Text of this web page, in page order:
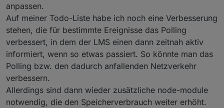
ich hier keine Möglichkeit der Einflussnahme.
Siehst Du, OliverIO, noch interne Stellschrauben
im Adapter, die dieses Problem zumindest
entschärfen könnten?
anpassen.
Auf meiner Todo-Liste habe ich noch eine Verbesserung
stehen, die für bestimmte Ereignisse das Polling
verbessert, in dem der LMS einen dann zeitnah aktiv
informiert, wenn so etwas passiert. So könnte man das
Polling bzw. den dadurch anfallenden Netzverkehr
verbessern.
Allerdings sind dann wieder zusätzliche node-module
notwendig, die den Speicherverbrauch weiter erhöht.